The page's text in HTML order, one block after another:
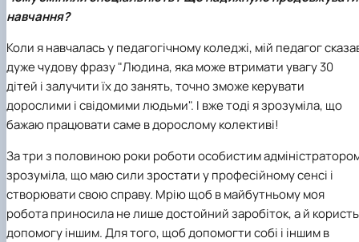
навчання?
Коли я навчалась у педагогічному коледжі, мій педагог
дуже чудову фразу "Людина, яка може втримати увагу 30
дітей і залучити їх до занять, точно зможе керувати
дорослими і свідомими людьми". І вже тоді я зрозуміла, що
бажаю працювати саме в дорослому колективі!
За три з половиною роки роботи особистим
зрозуміла, що маю сили зростати у професійному сенсі і
створювати свою справу. Мрію щоб в майбутньому моя
робота приносила не лише достойний заробіток, а й користь
допомогу іншим. Для того, щоб допомогти собі і іншим в